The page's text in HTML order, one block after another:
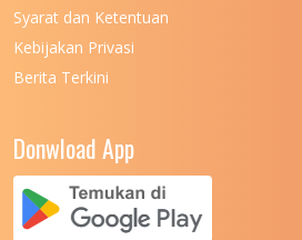
UNIVERSITAS NEGERI MEDAN
UNIVERSITAS NEGERI PADANG
UNIVERSITAS NUSA CENDANA
UNIVERSITAS PADJADJARAN
Syarat dan Ketentuan
Kebijakan Privasi
Berita Terkini
Donwload App